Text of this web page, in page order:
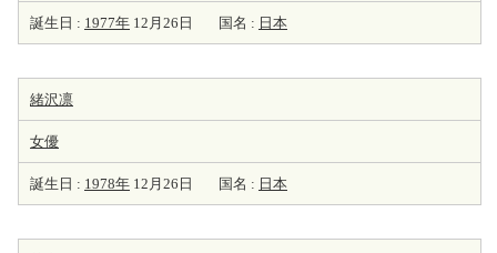
誕生日 : 1977年 12月26日 国名 : 日本
緒沢凛
女優
誕生日 : 1978年 12月26日 国名 : 日本